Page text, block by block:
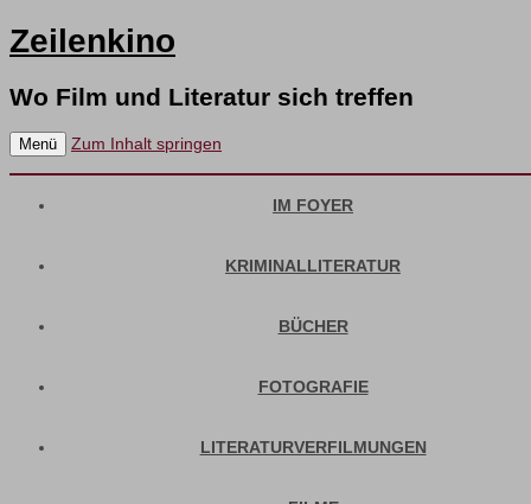
Zeilenkino
Wo Film und Literatur sich treffen
Menü Zum Inhalt springen
IM FOYER
KRIMINALLITERATUR
BÜCHER
FOTOGRAFIE
LITERATURVERFILMUNGEN